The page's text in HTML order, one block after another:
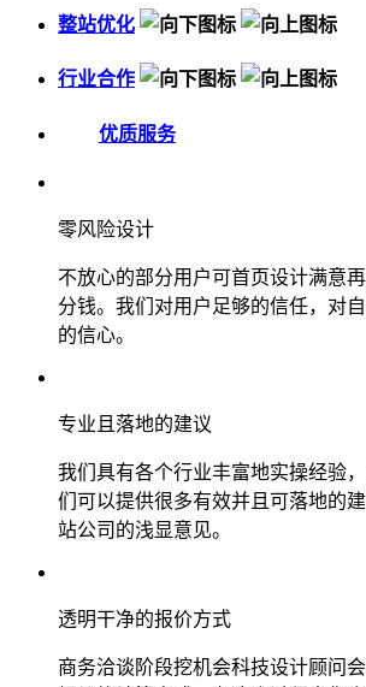
整站优化
行业合作
优质服务
零风险设计
不放心的部分用户可首页设计满意
分钱。我们对用户足够的信任，对
的信心。
专业且落地的建议
我们具有各个行业丰富地实操经验
们可以提供很多有效并且可落地的
站公司的浅显意见。
透明干净的报价方式
商务洽谈阶段挖机会科技设计顾问